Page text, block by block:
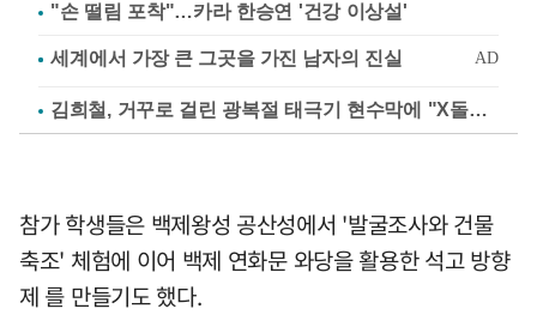
"손 떨림 포착"…카라 한승연 '건강 이상설'
김희철, 거꾸로 걸린 광복절 태극기 현수막에 "X돌았네"
참가 학생들은 백제왕성 공산성에서 '발굴조사와 건물
축조' 체험에 이어 백제 연화문 와당을 활용한 석고 방향
제 를 만들기도 했다.